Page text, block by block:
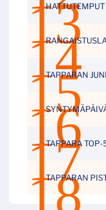
HATTUTEMPUT
TAPPARAN
TAPPARA TOP-
TAPPARAN